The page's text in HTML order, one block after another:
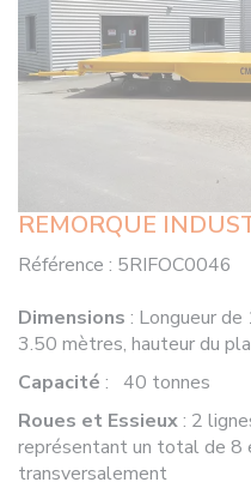
REMORQUE
Référence : 5RIFOC0046
Dimensions : Longueur
3.50 mètres, hauteur du
Capacité : 40 tonnes
Roues et Essieux: 2
représentant un total de 8
transversalement